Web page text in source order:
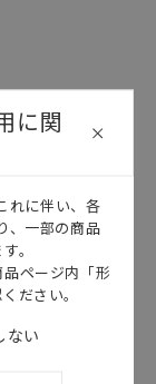
製品が全
リケーショ
機器・装
ださい。・
手困難なも
。
作成当時の
る可能性
ご確認のう
す。
に関
れに伴い、各
、一部の商品
。
ページ内「形
ださい。
ない